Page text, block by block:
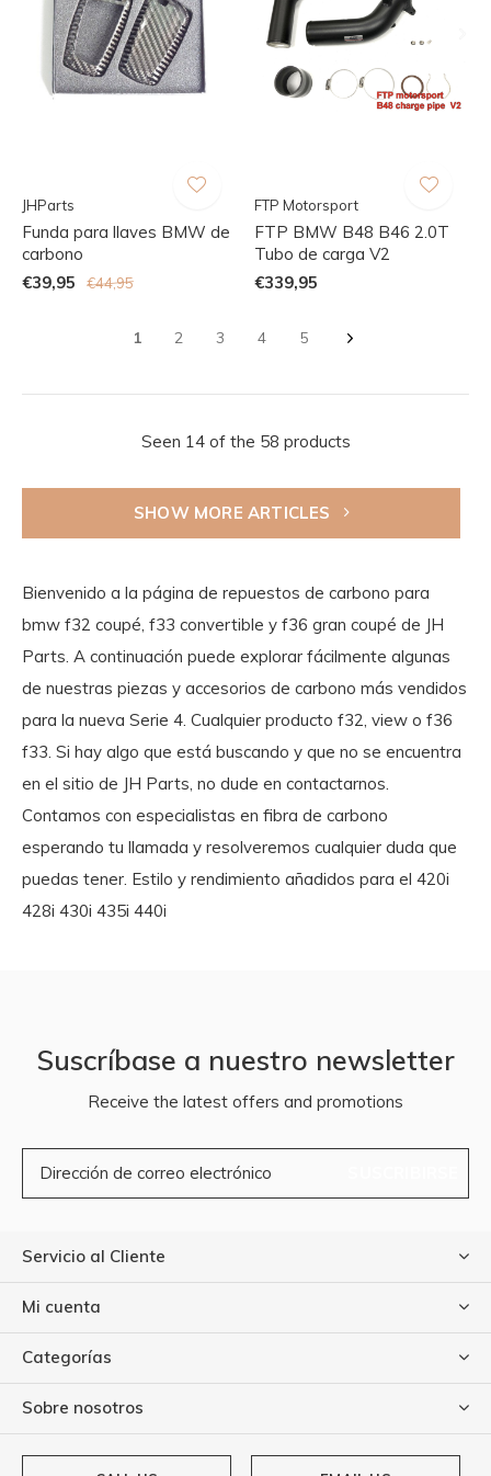
JHParts
Funda para llaves BMW de
carbono
€39,95
€44,95
FTP Motorsport
FTP BMW B48 B46 2.0T
Tubo de carga V2
€339,95
1 2 3 4 5
Seen 14 of the 58 products
SHOW MORE ARTICLES
Bienvenido a la página de repuestos de carbono para
bmw f32 coupé, f33 convertible y f36 gran coupé de JH
Parts. A continuación puede explorar fácilmente algunas
de nuestras piezas y accesorios de carbono más vendidos
para la nueva Serie 4. Cualquier producto f32, view o f36
f33. Si hay algo que está buscando y que no se encuentra
en el sitio de JH Parts, no dude en contactarnos.
Contamos con especialistas en fibra de carbono
esperando tu llamada y resolveremos cualquier duda que
puedas tener. Estilo y rendimiento añadidos para el 420i
428i 430i 435i 440i
Suscríbase a nuestro newsletter
Receive the latest offers and promotions
Servicio al Cliente
Mi cuenta
Categorías
Sobre nosotros